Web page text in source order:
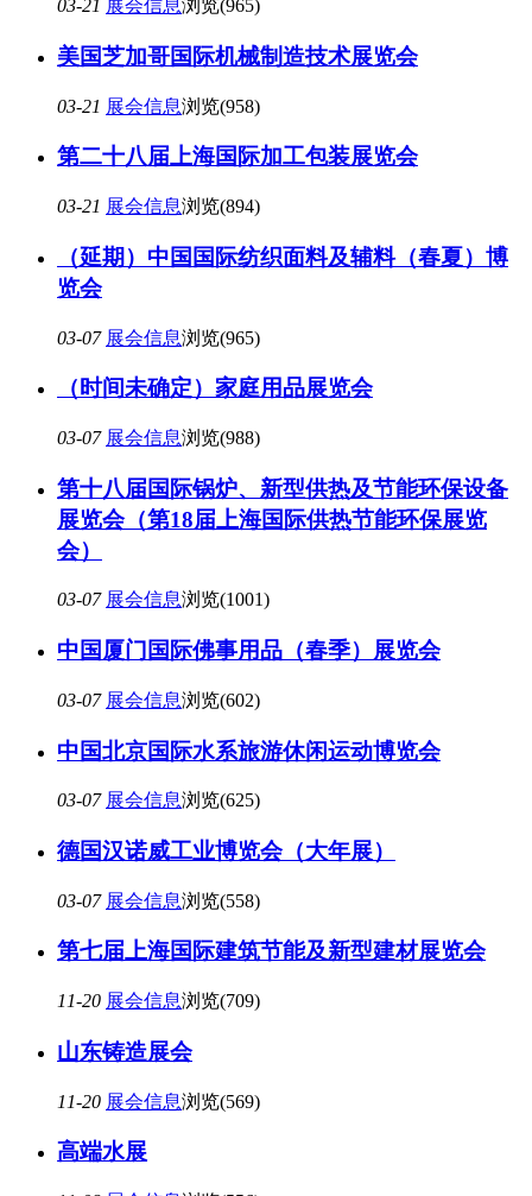
03-21 展会信息浏览(965)
美国芝加哥国际机械制造技术展览会
03-21 展会信息浏览(958)
第二十八届上海国际加工包装展览会
03-21 展会信息浏览(894)
（延期）中国国际纺织面料及辅料（春夏）博
览会
03-07 展会信息浏览(965)
（时间未确定）家庭用品展览会
03-07 展会信息浏览(988)
第十八届国际锅炉、新型供热及节能环保设备
展览会（第18届上海国际供热节能环保展览
会）
03-07 展会信息浏览(1001)
中国厦门国际佛事用品（春季）展览会
03-07 展会信息浏览(602)
中国北京国际水系旅游休闲运动博览会
03-07 展会信息浏览(625)
德国汉诺威工业博览会（大年展）
03-07 展会信息浏览(558)
第七届上海国际建筑节能及新型建材展览会
11-20 展会信息浏览(709)
山东铸造展会
11-20 展会信息浏览(569)
高端水展